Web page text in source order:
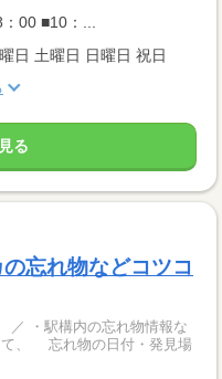
00 ■10：...
日 土曜日 日曜日 祝日
る
忘れ物などコツコ
報な
て、 忘れ物の日付・発見場